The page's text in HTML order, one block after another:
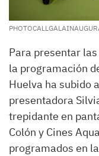
Para presentar
la programación
Huelva ha subido
presentadora
trepidante en
Colón y Cines
programados en